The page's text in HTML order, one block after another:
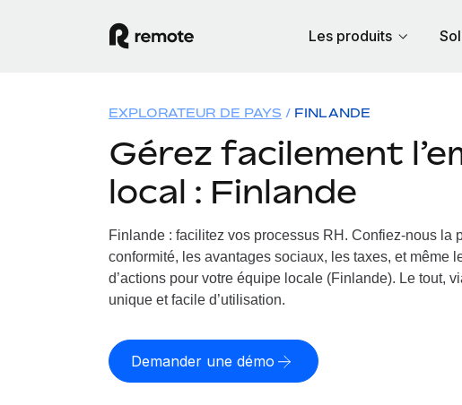
Les produits
EXPLORATEUR DE PAYS FINLANDE
Gérez facilement
local : Finlande
Finlande : facilitez vos processus RH. Confiez-nous la
conformité, les avantages sociaux, les taxes, et même
d’actions pour votre équipe locale (Finlande). Le tout,
unique et facile d’utilisation.
Demander une démo